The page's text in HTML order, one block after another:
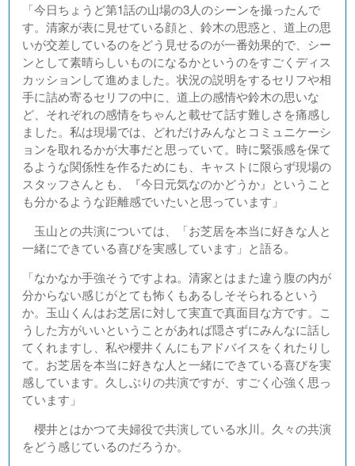
「今日ちょうど第1話の山場の3人のシーンを撮ったんで
す。清家が表に見せている顔と、鈴木の思惑と、道上の思
いが交差しているのをどう見せるのが一番効果的で、シー
ンとして素晴らしいものになるかというのをすごくディス
カッションして進めました。状況の説明をするセリフや相
手に詰め寄るセリフの中に、道上の感情や鈴木の思いな
ど、それぞれの感情をちゃんと載せて話す難しさを痛感し
ました。私は現場では、どれだけみんなとコミュニケーシ
ョンを取れるかが大事だと思っていて。時に緊張感を保て
るような関係性を作るためにも、キャストに限らず現場の
スタッフさんとも、『今日元気なのかどうか』ということ
も分かるような距離感でいたいと思っています」
玉山との共演については、「お芝居を本当に好きな人と
一緒にできている喜びを実感しています」と語る。
「なかなか手強そうですよね。清家とはまた違う腹の内が
分からない感じがとても怖くもあるしそそられるという
か。玉山くんはお芝居に対して実直で真面目な方です。こ
うした方がいいということがあれば隠さずにみんなに話し
てくれますし、私や櫻井くんにもアドバイスをくれたりし
て。お芝居を本当に好きな人と一緒にできている喜びを実
感しています。久しぶりの共演ですが、すごく心強く思っ
ています」
櫻井とはかつて夫婦役で共演している水川。久々の共演
をどう感じているのだろうか。